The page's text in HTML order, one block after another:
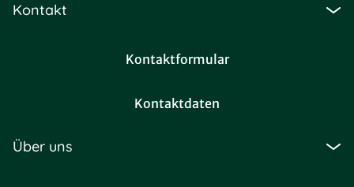
Kontakt
Kontaktformular
Kontaktdaten
Über uns